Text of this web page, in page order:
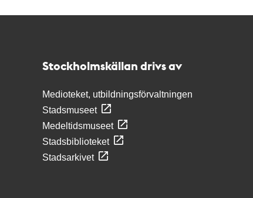
Stockholmskällan drivs av
Medioteket, utbildningsförvaltningen
Stadsmuseet
Medeltidsmuseet
Stadsbiblioteket
Stadsarkivet